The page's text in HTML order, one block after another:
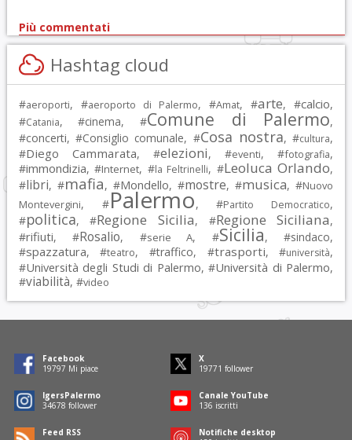
Più commentati
Hashtag cloud
#aeroporti, #aeroporto di Palermo, #Amat, #arte, #calcio,
#Catania, #cinema, #Comune di Palermo,
#concerti, #Consiglio comunale, #Cosa nostra, #cultura,
#Diego Cammarata, #elezioni, #eventi, #fotografia,
#immondizia, #Internet, #la Feltrinelli, #Leoluca Orlando,
#libri, #mafia, #Mondello, #mostre, #musica, #Nuovo
Montevergini, #Palermo, #Partito Democratico,
#politica, #Regione Sicilia, #Regione Siciliana,
#rifiuti, #Rosalio, #serie A, #Sicilia, #sindaco,
#spazzatura, #teatro, #traffico, #trasporti, #università,
#Università degli Studi di Palermo, #Università di Palermo,
#viabilità, #video
Facebook
19797 Mi piace
X
19771 follower
IgersPalermo
34678 follower
Canale YouTube
136 iscritti
Feed RSS
Notifiche desktop